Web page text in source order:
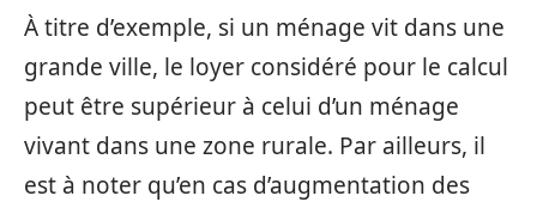
À titre d’exemple, si un ménage vit dans une
grande ville, le loyer considéré pour le calcul
peut être supérieur à celui d’un ménage
vivant dans une zone rurale. Par ailleurs, il
est à noter qu’en cas d’augmentation des